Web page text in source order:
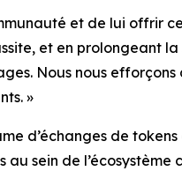
et de lui offrir
et en prolongeant la
Nous nous
»
d’échanges de
sein de